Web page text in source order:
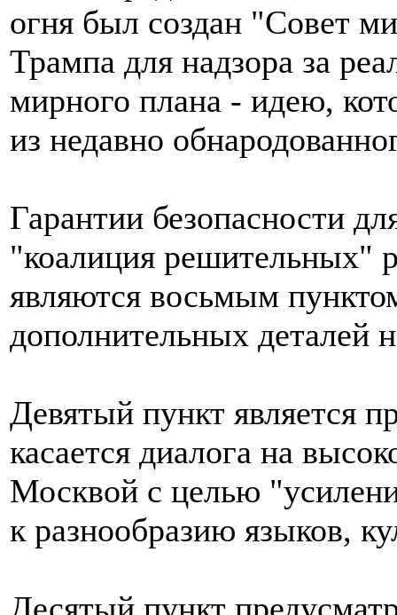
огня был создан "Совет
Трампа для надзора за
мирного плана - идею,
из недавно
Гарантии безопасности
"коалиция решительных"
являются восьмым
дополнительных деталей
Девятый пункт является
касается диалога на
Москвой с целью
к разнообразию языков,